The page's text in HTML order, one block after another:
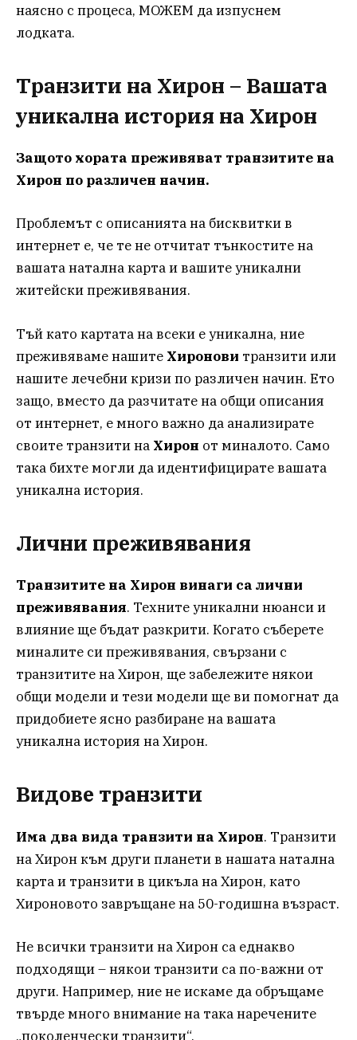
наясно с процеса, МОЖЕМ да изпуснем
лодката.
Транзити на Хирон – Вашата
уникална история на Хирон
Защото хората преживяват транзитите на
Хирон по различен начин.
Проблемът с описанията на бисквитки в
интернет е, че те не отчитат тънкостите на
вашата натална карта и вашите уникални
житейски преживявания.
Тъй като картата на всеки е уникална, ние
преживяваме нашите Хиронови транзити или
нашите лечебни кризи по различен начин. Ето
защо, вместо да разчитате на общи описания
от интернет, е много важно да анализирате
своите транзити на Хирон от миналото. Само
така бихте могли да идентифицирате вашата
уникална история.
Лични преживявания
Транзитите на Хирон винаги са лични
преживявания. Техните уникални нюанси и
влияние ще бъдат разкрити. Когато съберете
миналите си преживявания, свързани с
транзитите на Хирон, ще забележите някои
общи модели и тези модели ще ви помогнат да
придобиете ясно разбиране на вашата
уникална история на Хирон.
Видове транзити
Има два вида транзити на Хирон. Транзити
на Хирон към други планети в нашата натална
карта и транзити в цикъла на Хирон, като
Хироновото завръщане на 50-годишна възраст.
Не всички транзити на Хирон са еднакво
подходящи – някои транзити са по-важни от
други. Например, ние не искаме да обръщаме
твърде много внимание на така наречените
„поколенчески транзити“.